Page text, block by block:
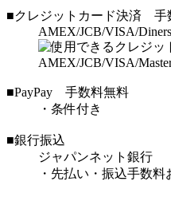
■クレジットカード決済 手
AMEX/JCB/VISA/
■PayPay 手数料無料
・条件付き
■銀行振込
ジャパンネット銀行
・先払い・振込手数料